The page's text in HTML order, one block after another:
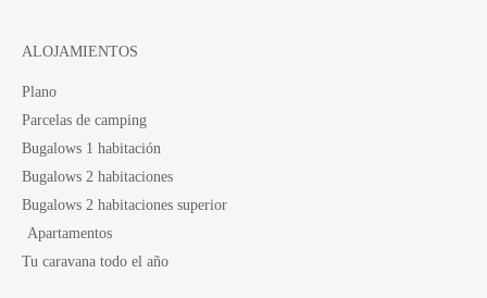
ALOJAMIENTOS
Plano
Parcelas de camping
Bugalows 1 habitación
Bugalows 2 habitaciones
Bugalows 2 habitaciones superior
Apartamentos
Tu caravana todo el año